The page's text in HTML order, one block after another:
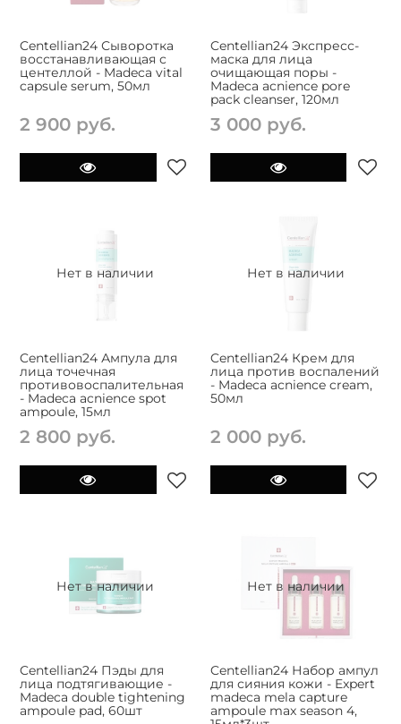
Centellian24 Сыворотка
восстанавливающая с
центеллой - Madeca vital
capsule serum, 50мл
2 900 руб.
Centellian24 Экспресс-
маска для лица
очищающая поры -
Madeca acnience pore
pack cleanser, 120мл
3 000 руб.
Нет в наличии
Centellian24 Ампула для
лица точечная
противовоспалительная
- Madeca acnience spot
ampoule, 15мл
2 800 руб.
Нет в наличии
Centellian24 Крем для
лица против воспалений
- Madeca acnience cream,
50мл
2 000 руб.
Нет в наличии
Centellian24 Пэды для
лица подтягивающие -
Madeca double tightening
ampoule pad, 60шт
Нет в наличии
Centellian24 Набор ампул
для сияния кожи - Expert
madeca mela capture
ampoule max season 4,